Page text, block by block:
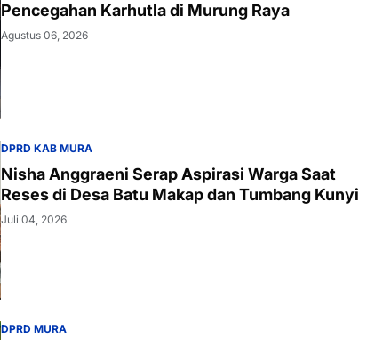
Pencegahan Karhutla di Murung Raya
Agustus 06, 2026
DPRD KAB MURA
Nisha Anggraeni Serap Aspirasi Warga Saat
Reses di Desa Batu Makap dan Tumbang Kunyi
Juli 04, 2026
DPRD MURA